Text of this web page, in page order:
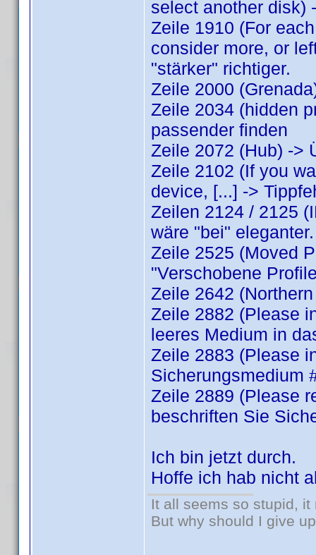
select another disk)
Zeile 1910 (For
consider more, or
"stärker" richtiger.
Zeile 2000
Zeile 2034 (hidden
passender finden
Zeile 2072 (Hub) ->
Zeile 2102 (If you
device, [...] ->
Zeilen 2124 / 2125
wäre "bei" eleganter.
Zeile 2525 (Moved
"Verschobene
Zeile 2642
Zeile 2882 (Please
leeres Medium in
Zeile 2883 (Please
Sicherungsmedium
Zeile 2889 (Please
beschriften Sie
Ich bin jetzt durch.
Hoffe ich hab nicht
It all seems so stupid,
But why should I give